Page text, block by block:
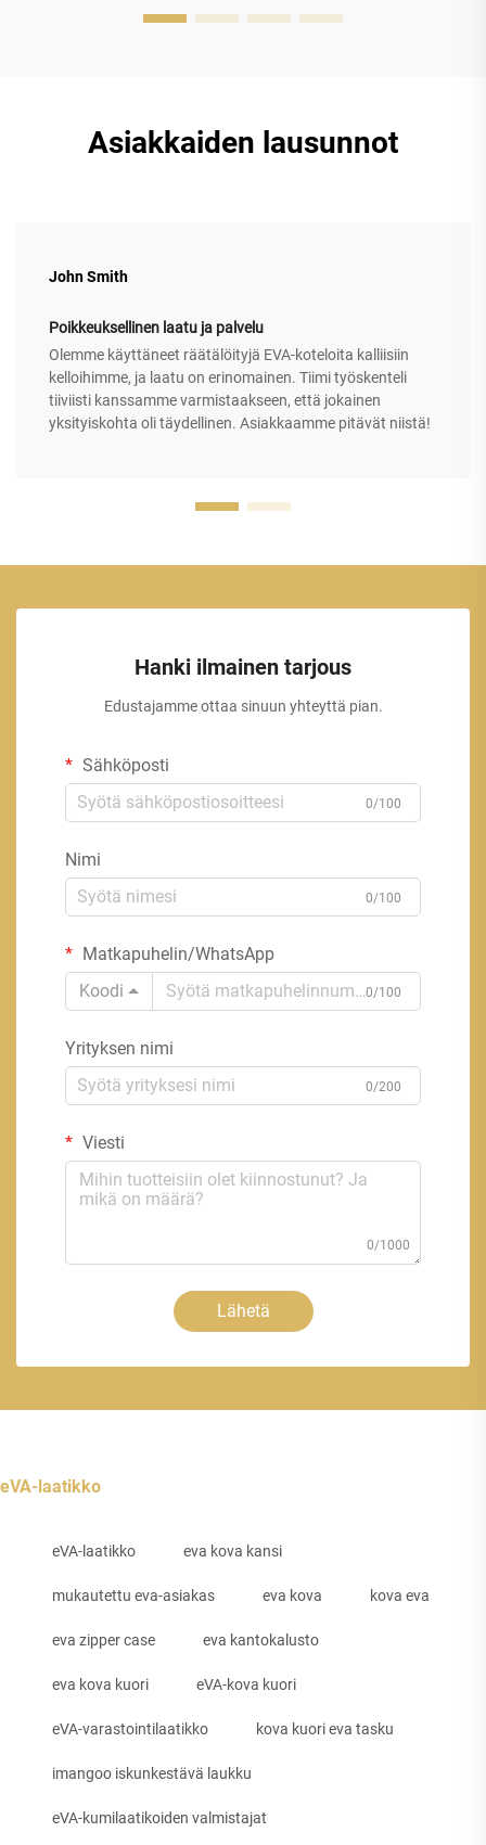
Asiakkaiden lausunnot
John Smith
Poikkeuksellinen laatu ja palvelu
Olemme käyttäneet räätälöityjä EVA-koteloita kalliisiin
kelloihimme, ja laatu on erinomainen. Tiimi työskenteli
tiiviisti kanssamme varmistaakseen, että jokainen
yksityiskohta oli täydellinen. Asiakkaamme pitävät niistä!
Hanki ilmainen tarjous
Edustajamme ottaa sinuun yhteyttä pian.
Sähköposti
0/100
Nimi
0/100
Matkapuhelin/WhatsApp
Koodi
0/100
Yrityksen nimi
0/200
Viesti
0/1000
Lähetä
eVA-laatikko
eVA-laatikko eva kova kansi
mukautettu eva-asiakas eva kova kova eva
eva zipper case eva kantokalusto
eva kova kuori eVA-kova kuori
eVA-varastointilaatikko kova kuori eva tasku
imangoo iskunkestävä laukku
eVA-kumilaatikoiden valmistajat